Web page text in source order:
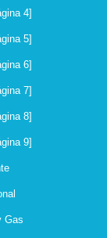
4]
5]
6]
7]
8]
9]
Gas